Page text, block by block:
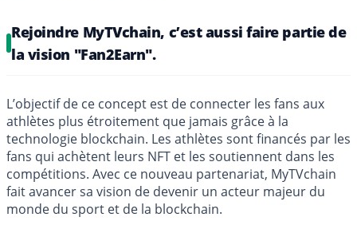
Rejoindre MyTVchain, c’est aussi faire partie de
la vision "Fan2Earn".
L’objectif de ce concept est de connecter les fans aux
athlètes plus étroitement que jamais grâce à la
technologie blockchain. Les athlètes sont financés par les
fans qui achètent leurs NFT et les soutiennent dans les
compétitions. Avec ce nouveau partenariat, MyTVchain
fait avancer sa vision de devenir un acteur majeur du
monde du sport et de la blockchain.